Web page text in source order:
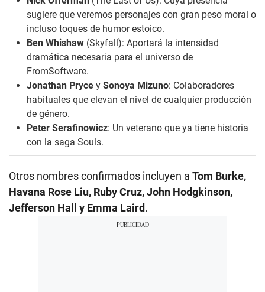
sugiere que veremos personajes con gran peso moral o
incluso toques de humor estoico.
Ben Whishaw (Skyfall): Aportará la intensidad
dramática necesaria para el universo de
FromSoftware.
Jonathan Pryce y Sonoya Mizuno: Colaboradores
habituales que elevan el nivel de cualquier producción
de género.
Peter Serafinowicz: Un veterano que ya tiene historia
con la saga Souls.
Otros nombres confirmados incluyen a Tom Burke,
Havana Rose Liu, Ruby Cruz, John Hodgkinson,
Jefferson Hall y Emma Laird.